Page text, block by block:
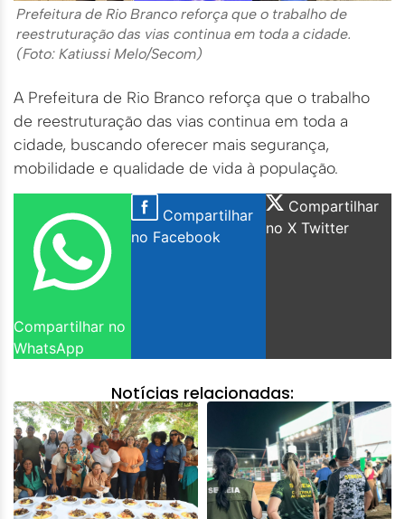
Prefeitura de Rio Branco reforça que o trabalho de
reestruturação das vias continua em toda a cidade.
(Foto: Katiussi Melo/Secom)
A Prefeitura de Rio Branco reforça que o trabalho
de reestruturação das vias continua em toda a
cidade, buscando oferecer mais segurança,
mobilidade e qualidade de vida à população.
Compartilhar no
WhatsApp
Compartilhar
no Facebook
Compartilhar
no X Twitter
Notícias relacionadas: